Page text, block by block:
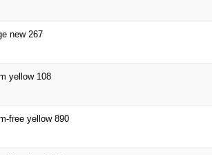
new 267
yellow 108
free yellow 890